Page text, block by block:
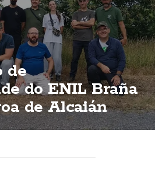
de
do ENIL Braña
de Alcaián
500 especies